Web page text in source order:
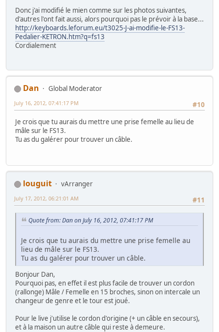
Donc j'ai modifié le mien comme sur les photos suivantes,
d'autres l'ont fait aussi, alors pourquoi pas le prévoir à la base...
http://keyboards.leforum.eu/t3025-J-ai-modifie-le-FS13-
Pedalier-KETRON.htm?q=fs13
Cordialement
Dan
Global Moderator
#10
July 16, 2012, 07:41:17 PM
Je crois que tu aurais du mettre une prise femelle au lieu de
mâle sur le FS13.
Tu as du galérer pour trouver un câble.
louguit
vArranger
#11
July 17, 2012, 06:21:01 AM
Quote from: Dan on July 16, 2012, 07:41:17 PM
Je crois que tu aurais du mettre une prise femelle au
lieu de mâle sur le FS13.
Tu as du galérer pour trouver un câble.
Bonjour Dan,
Pourquoi pas, en effet il est plus facile de trouver un cordon
(rallonge) Mâle / Femelle en 15 broches, sinon on intercale un
changeur de genre et le tour est joué.
Pour le live j'utilise le cordon d'origine (+ un câble en secours),
et à la maison un autre câble qui reste à demeure.